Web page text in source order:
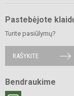
Pastebėjote
Turite pasiūlymų?
RAŠYKITE
Bendraukime